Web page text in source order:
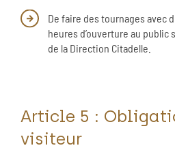
De faire des tournages avec
heures d’ouverture au
de la Direction Citadelle.
Article 5 :
visiteur